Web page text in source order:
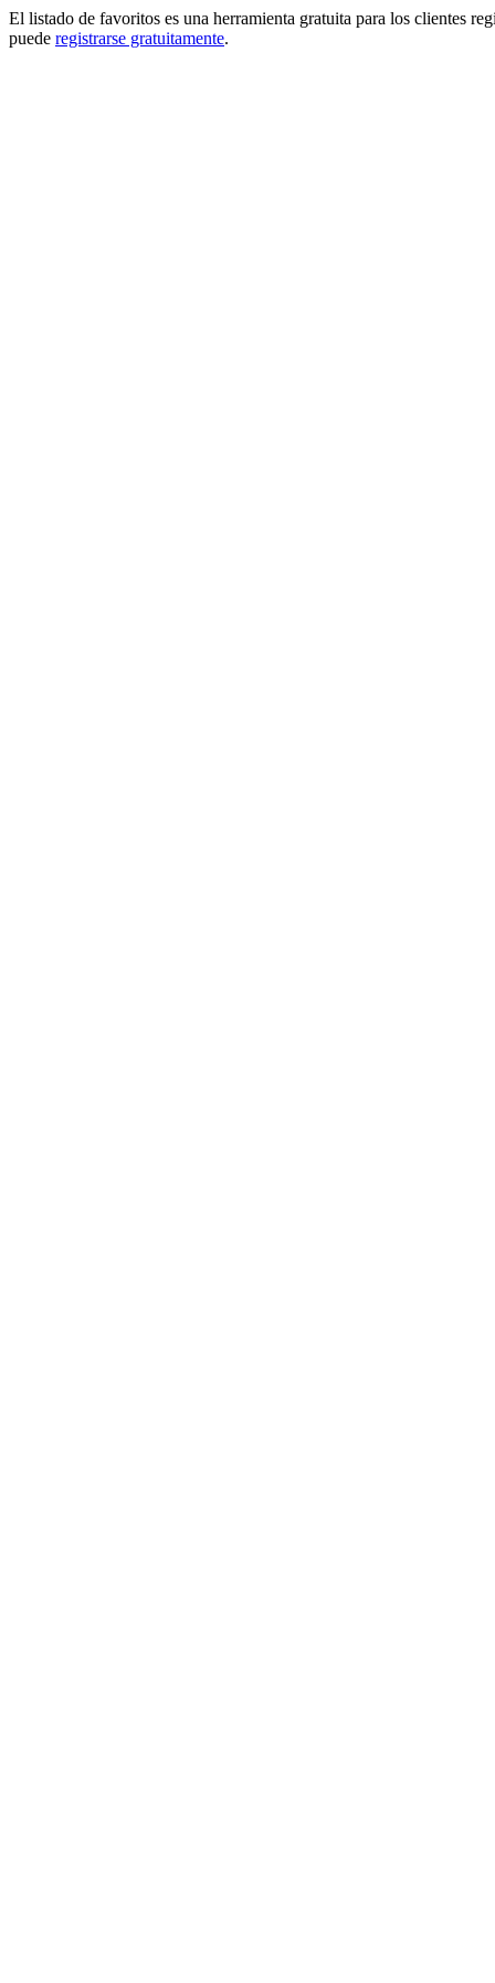
El listado de favoritos es una herramienta gratuita para los clientes
puede registrarse gratuitamente.